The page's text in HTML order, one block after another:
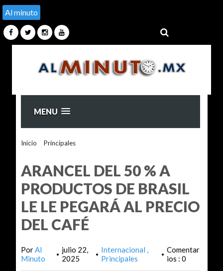
Al minuto
MENU
Inicio Principales>
ARANCEL DEL 50 % A
PRODUCTOS DE BRASIL
LE LE PEGARÁ AL PRECIO
DEL CAFÉ
PorAl
Minuto
• julio 22,
2025
• Internacional
Principales
• Comentar
ios : 0